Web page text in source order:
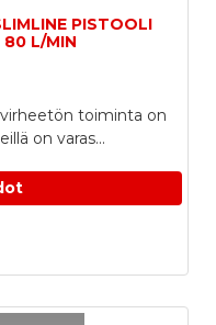
PISTOOLI
80 L/MIN
toiminta on
on varas...